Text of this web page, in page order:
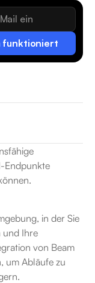
funktioniert
Endpunkte
in der Sie
und Ihre
von Beam
um Abläufe zu